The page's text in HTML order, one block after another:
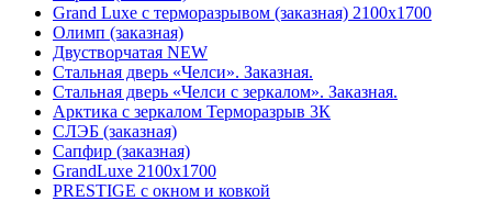
Grand Luxe с терморазрывом (заказная) 2100х1700
Олимп (заказная)
Двустворчатая NEW
Стальная дверь «Челси». Заказная.
Стальная дверь «Челси с зеркалом». Заказная.
Арктика с зеркалом Терморазрыв 3К
СЛЭБ (заказная)
Сапфир (заказная)
GrandLuxe 2100х1700
PRESTIGE с окном и ковкой